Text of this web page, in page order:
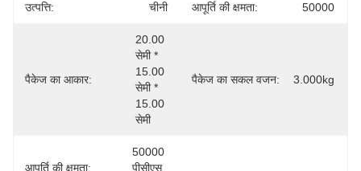
उत्पत्ति: चीनी आपूर्ति की क्षमता: 50000
पैकेज का आकार:
20.00
सेमी *
15.00
सेमी *
15.00
सेमी
पैकेज का सकल वजन: 3.000kg
आपूर्ति की क्षमता:
50000
पीसीएस